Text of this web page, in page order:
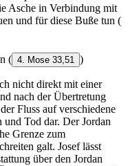
Asche in Verbindung mit
und für diese Buße tun (
( 4. Mose 33,51 )
nicht direkt mit einer
nach der Übertretung
Fluss auf verschiedene
Tod dar. Der Jordan
Grenze zum
galt. Josef lässt
über den Jordan